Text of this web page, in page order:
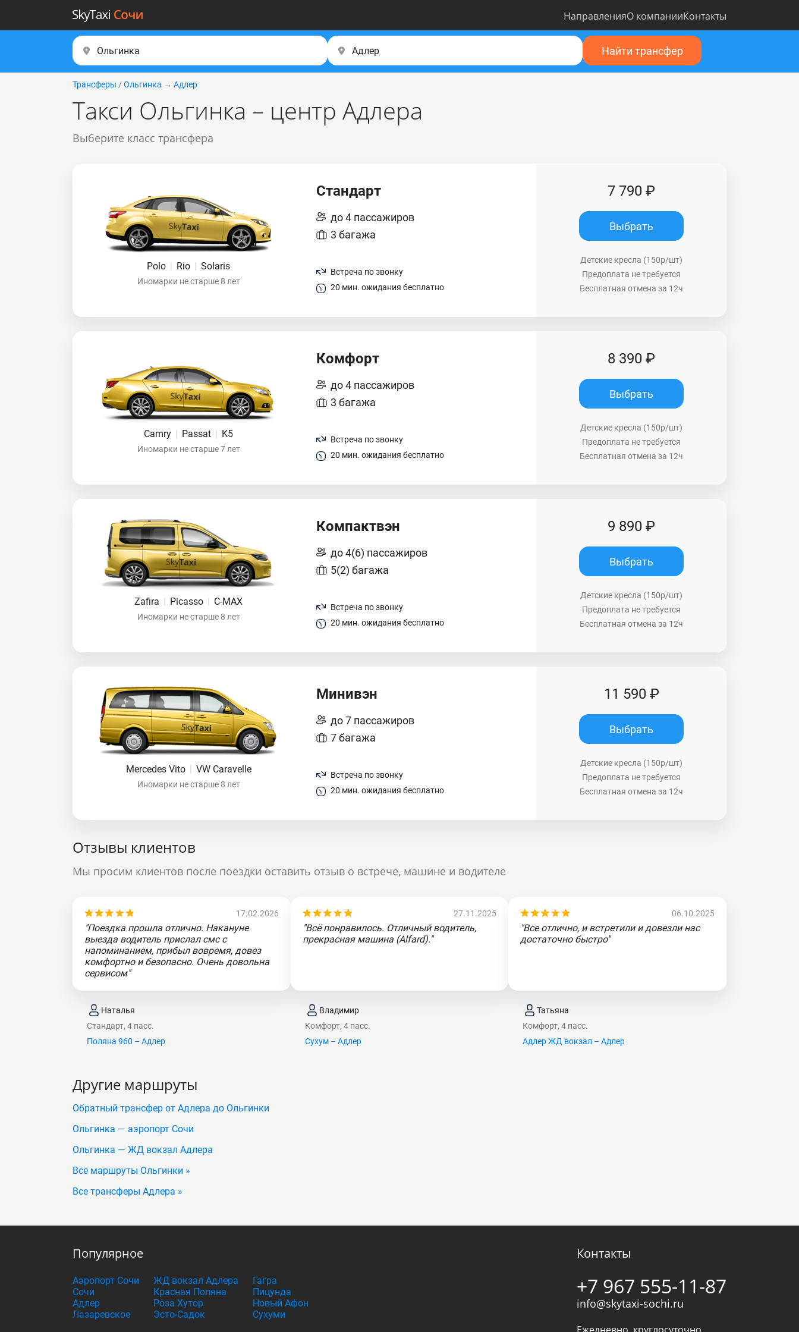
НаправленияО компанииКонтакты
Найти трансфер
Трансферы / Ольгинка → Адлер
Такси Ольгинка – центр Адлера
Выберите класс трансфера
Polo | Rio | Solaris
Иномарки не старше 8 лет
Стандарт
до 4 пассажиров
3 багажа
Встреча по звонку
20 мин. ожидания бесплатно
7 790 ₽
Выбрать
Детские кресла (150р/шт)
Предоплата не требуется
Бесплатная отмена за 12ч
Camry | Passat | K5
Иномарки не старше 7 лет
Комфорт
до 4 пассажиров
3 багажа
Встреча по звонку
20 мин. ожидания бесплатно
8 390 ₽
Выбрать
Детские кресла (150р/шт)
Предоплата не требуется
Бесплатная отмена за 12ч
Zafira | Picasso | C-MAX
Иномарки не старше 8 лет
Компактвэн
до 4(6) пассажиров
5(2) багажа
Встреча по звонку
20 мин. ожидания бесплатно
9 890 ₽
Выбрать
Детские кресла (150р/шт)
Предоплата не требуется
Бесплатная отмена за 12ч
Mercedes Vito | VW Caravelle
Иномарки не старше 8 лет
Минивэн
до 7 пассажиров
7 багажа
Встреча по звонку
20 мин. ожидания бесплатно
11 590 ₽
Выбрать
Детские кресла (150р/шт)
Предоплата не требуется
Бесплатная отмена за 12ч
Отзывы клиентов
Мы просим клиентов после поездки оставить отзыв о встрече, машине и водителе
17.02.2026
"Поездка прошла отлично. Накануне
выезда водитель прислал смс с
напоминанием, прибыл вовремя, довез
комфортно и безопасно. Очень довольна
сервисом"
Наталья
Стандарт, 4 пасс.
Поляна 960 – Адлер
27.11.2025
"Всё понравилось. Отличный водитель,
прекрасная машина (Alfard)."
Владимир
Комфорт, 4 пасс.
Сухум – Адлер
06.10.2025
"Все отлично, и встретили и довезли нас
достаточно быстро"
Татьяна
Комфорт, 4 пасс.
Адлер ЖД вокзал – Адлер
Другие маршруты
Обратный трансфер от Адлера до Ольгинки
Ольгинка — аэропорт Сочи
Ольгинка — ЖД вокзал Адлера
Все маршруты Ольгинки »
Все трансферы Адлера »
Популярное
Аэропорт Сочи
Сочи
Адлер
Лазаревское
ЖД вокзал Адлера
Красная Поляна
Роза Хутор
Эсто-Садок
Гагра
Пицунда
Новый Афон
Сухуми
Контакты
+7 967 555-11-87
info@skytaxi-sochi.ru